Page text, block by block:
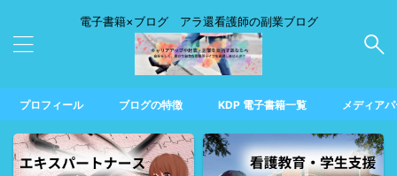
電子書籍×ブログ アラ還看護師の副業ブログ
プロフィール ブログの特徴 KDP 電子書籍一覧 メディア